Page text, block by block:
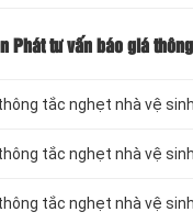
Phát tư vấn báo giá
tắc nghẹt nhà vệ
tắc nghẹt nhà vệ
tắc nghẹt nhà vệ